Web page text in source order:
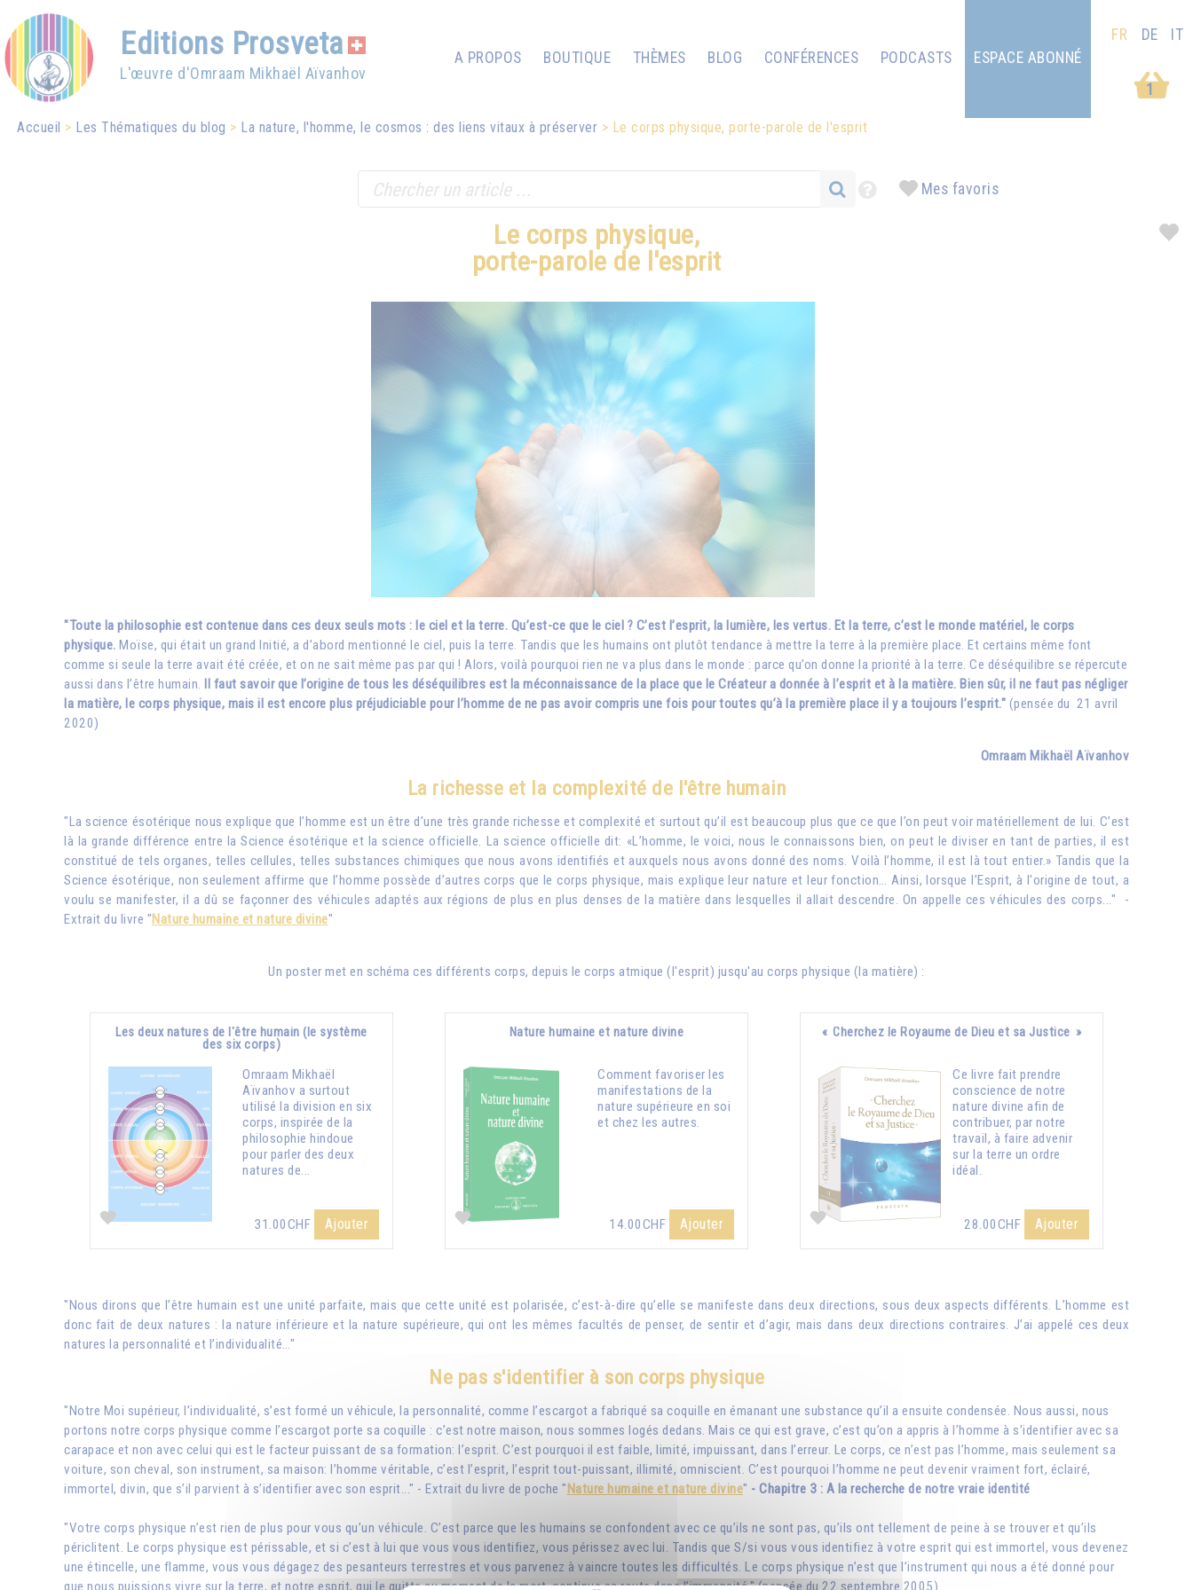
Editions Prosveta
L'œuvre d'Omraam Mikhaël Aïvanhov
A PROPOS BOUTIQUE THÈMES BLOG CONFÉRENCES
PODCASTS
1
ESPACE ABONNÉ
FR DE IT
Accueil Les Thématiques du blog La nature, l'homme, le cosmos : des liens vitaux à préserver Le corps physique, porte-parole de l'esprit
Mes favoris
Le corps physique,
porte-parole de l'esprit
"Toute la philosophie est contenue dans ces deux seuls mots : le ciel et la terre. Qu’est-ce que le ciel ? C’est l’esprit, la lumière, les vertus. Et la terre, c’est le monde matériel, le corps
physique. Moïse, qui était un grand Initié, a d’abord mentionné le ciel, puis la terre. Tandis que les humains ont plutôt tendance à mettre la terre à la première place. Et certains même font
comme si seule la terre avait été créée, et on ne sait même pas par qui ! Alors, voilà pourquoi rien ne va plus dans le monde : parce qu’on donne la priorité à la terre. Ce déséquilibre se répercute
aussi dans l’être humain. Il faut savoir que l’origine de tous les déséquilibres est la méconnaissance de la place que le Créateur a donnée à l’esprit et à la matière. Bien sûr, il ne faut pas négliger
la matière, le corps physique, mais il est encore plus préjudiciable pour l’homme de ne pas avoir compris une fois pour toutes qu’à la première place il y a toujours l’esprit." (pensée du 21 avril
2020)
Omraam Mikhaël Aïvanhov
La richesse et la complexité de l'être humain
"La science ésotérique nous explique que l’homme est un être d’une très grande richesse et complexité et surtout qu’il est beaucoup plus que ce que l’on peut voir matériellement de lui. C’est
là la grande différence entre la Science ésotérique et la science officielle. La science officielle dit: «L’homme, le voici, nous le connaissons bien, on peut le diviser en tant de parties, il est
constitué de tels organes, telles cellules, telles substances chimiques que nous avons identifiés et auxquels nous avons donné des noms. Voilà l’homme, il est là tout entier.» Tandis que la
Science ésotérique, non seulement affirme que l’homme possède d’autres corps que le corps physique, mais explique leur nature et leur fonction… Ainsi, lorsque l’Esprit, à l'origine de tout, a
voulu se manifester, il a dû se façonner des véhicules adaptés aux régions de plus en plus denses de la matière dans lesquelles il allait descendre. On appelle ces véhicules des corps..." -
Extrait du livre "Nature humaine et nature divine"
Un poster met en schéma ces différents corps, depuis le corps atmique (l'esprit) jusqu'au corps physique (la matière) :
Les deux natures de l'être humain (le système
des six corps)
Omraam Mikhaël
Aïvanhov a surtout
utilisé la division en six
corps, inspirée de la
philosophie hindoue
pour parler des deux
natures de...
31.00CHF Ajouter
Nature humaine et nature divine
Comment favoriser les
manifestations de la
nature supérieure en soi
et chez les autres.
14.00CHF Ajouter
« Cherchez le Royaume de Dieu et sa Justice »
Ce livre fait prendre
conscience de notre
nature divine afin de
contribuer, par notre
travail, à faire advenir
sur la terre un ordre
idéal.
28.00CHF Ajouter
"Nous dirons que l’être humain est une unité parfaite, mais que cette unité est polarisée, c’est-à-dire qu’elle se manifeste dans deux directions, sous deux aspects différents. L’homme est
donc fait de deux natures : la nature inférieure et la nature supérieure, qui ont les mêmes facultés de penser, de sentir et d’agir, mais dans deux directions contraires. J’ai appelé ces deux
natures la personnalité et l’individualité…"
Ne pas s'identifier à son corps physique
"Notre Moi supérieur, l’individualité, s’est formé un véhicule, la personnalité, comme l’escargot a fabriqué sa coquille en émanant une substance qu’il a ensuite condensée. Nous aussi, nous
portons notre corps physique comme l’escargot porte sa coquille : c’est notre maison, nous sommes logés dedans. Mais ce qui est grave, c’est qu’on a appris à l’homme à s’identifier avec sa
carapace et non avec celui qui est le facteur puissant de sa formation: l’esprit. C’est pourquoi il est faible, limité, impuissant, dans l’erreur. Le corps, ce n’est pas l’homme, mais seulement sa
voiture, son cheval, son instrument, sa maison: l’homme véritable, c’est l’esprit, l’esprit tout-puissant, illimité, omniscient. C’est pourquoi l’homme ne peut devenir vraiment fort, éclairé,
immortel, divin, que s’il parvient à s’identifier avec son esprit..." - Extrait du livre de poche "Nature humaine et nature divine" - Chapitre 3 : A la recherche de notre vraie identité
"Votre corps physique n’est rien de plus pour vous qu’un véhicule. C’est parce que les humains se confondent avec ce qu’ils ne sont pas, qu’ils ont tellement de peine à se trouver et qu’ils
périclitent. Le corps physique est périssable, et si c’est à lui que vous vous identifiez, vous périssez avec lui. Tandis que S/si vous vous identifiez à votre esprit qui est immortel, vous devenez
une étincelle, une flamme, vous vous dégagez des pesanteurs terrestres et vous parvenez à vaincre toutes les difficultés. Le corps physique n’est que l’instrument qui nous a été donné pour
que nous puissions vivre sur la terre, et notre esprit, qui le quitte au moment de la mort, continue sa route dans l’immensité." (pensée du 22 septembre 2005)